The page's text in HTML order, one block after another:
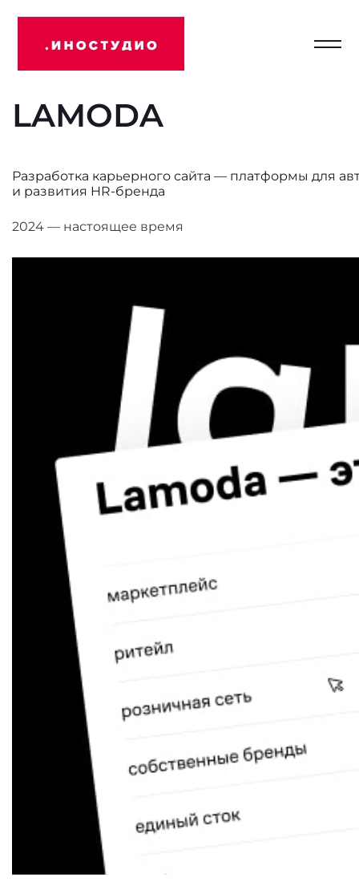
Иностудио
LAMODA
Разработка карьерного сайта — платформы для
и развития HR-бренда
2024 — настоящее время